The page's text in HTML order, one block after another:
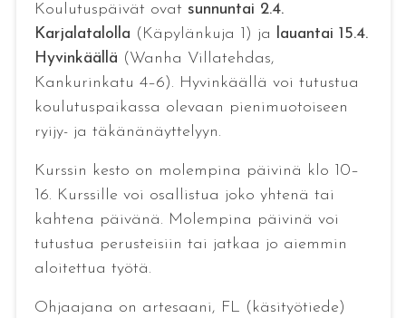
Koulutuspäivät ovat sunnuntai 2.4.
Karjalatalolla (Käpylänkuja 1) ja lauantai 15.4.
Hyvinkäällä (Wanha Villatehdas,
Kankurinkatu 4–6). Hyvinkäällä voi tutustua
koulutuspaikassa olevaan pienimuotoiseen
ryijy- ja täkänänäyttelyyn.
Kurssin kesto on molempina päivinä klo 10–
16. Kurssille voi osallistua joko yhtenä tai
kahtena päivänä. Molempina päivinä voi
tutustua perusteisiin tai jatkaa jo aiemmin
aloitettua työtä.
Ohjaajana on artesaani, FL (käsityötiede)